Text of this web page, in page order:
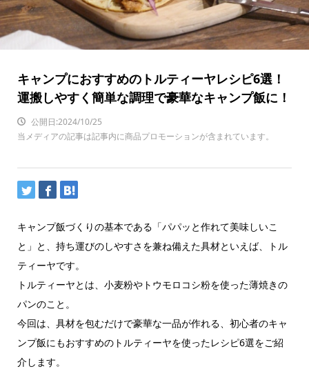
キャンプにおすすめのトルティーヤレシピ6選！
運搬しやすく簡単な調理で豪華なキャンプ飯に！
公開日:2024/10/25
当メディアの記事は記事内に商品プロモーションが含まれています。
キャンプ飯づくりの基本である「パパッと作れて美味しいこ
と」と、持ち運びのしやすさを兼ね備えた具材といえば、トル
ティーヤです。
トルティーヤとは、小麦粉やトウモロコシ粉を使った薄焼きの
パンのこと。
今回は、具材を包むだけで豪華な一品が作れる、初心者のキャ
ンプ飯にもおすすめのトルティーヤを使ったレシピ6選をご紹
介します。